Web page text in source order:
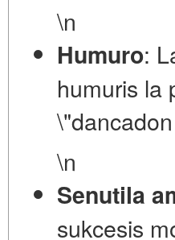
\n
Humuro:
humuris la
\"dancadon
\n
Senutila
sukcesis